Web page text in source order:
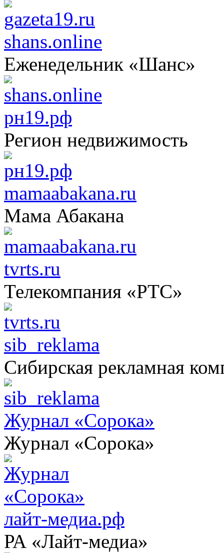
shans.online
Еженедельник «Шанс»
рн19.рф
Регион недвижимость
mamaabakana.ru
Мама Абакана
tvrts.ru
Телекомпания «РТС»
sib_reklama
Сибирская рекламная
Журнал «Сорока»
Журнал «Сорока»
лайт-медиа.рф
РА «Лайт-медиа»